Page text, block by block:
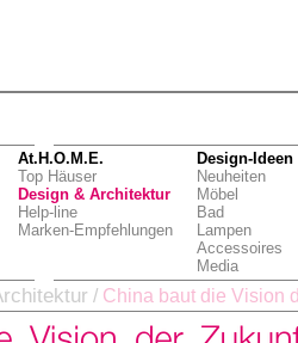
At.H.O.M.E.
Top Häuser
Design & Architektur
Help-line
Marken-Empfehlungen
Design-Ideen
Neuheiten
Möbel
Bad
Lampen
Accessoires
Media
/ China baut die Vision